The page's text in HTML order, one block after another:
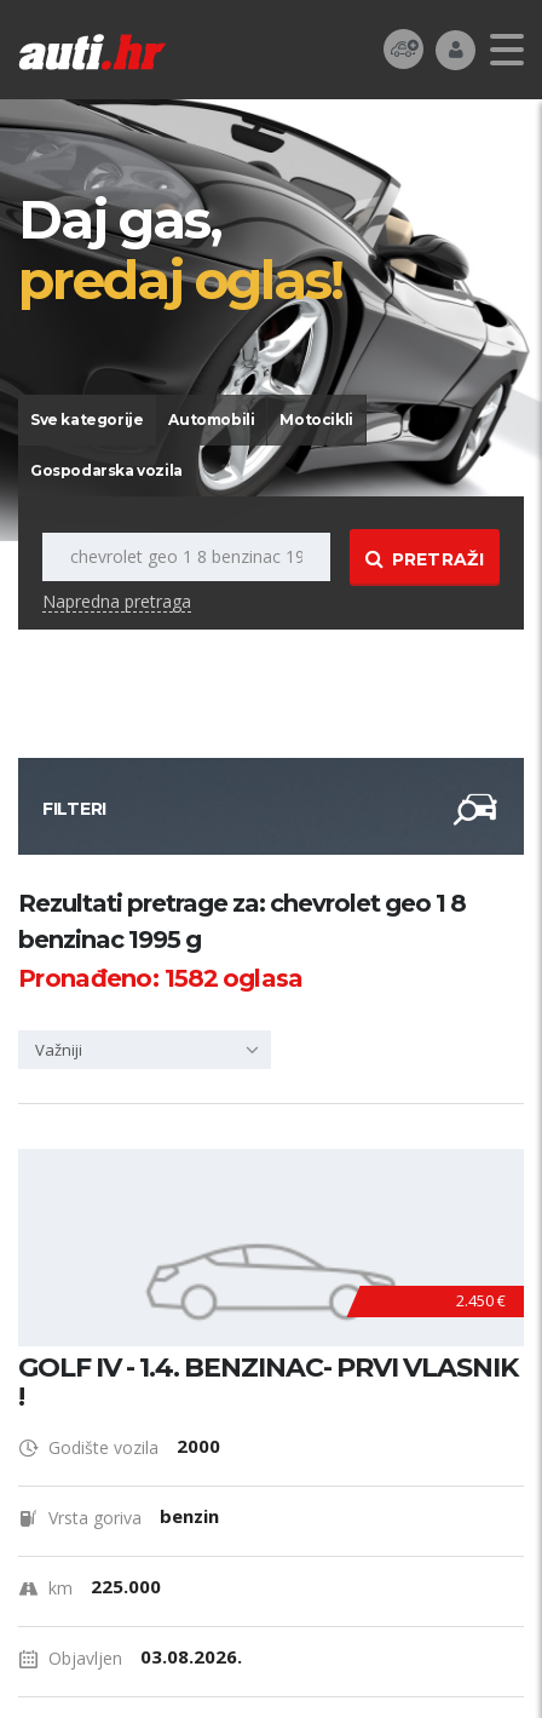
Daj gas,
predaj oglas!
Sve kategorije Automobili Motocikli
Gospodarska vozila
PRETRAŽI
Napredna pretraga
FILTERI
Kategorija
Županija
Rezultati pretrage za: chevrolet geo 1 8
benzinac 1995 g
Pronađeno: 1582oglasa
Važniji
2.450 €
GOLF IV - 1.4. BENZINAC- PRVI VLASNIK
!
Godište vozila 2000
Vrsta goriva benzin
km 225.000
Objavljen 03.08.2026.